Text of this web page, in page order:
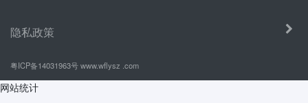
隐私政策
粤ICP备14031963号www.wflysz .com
网站统计